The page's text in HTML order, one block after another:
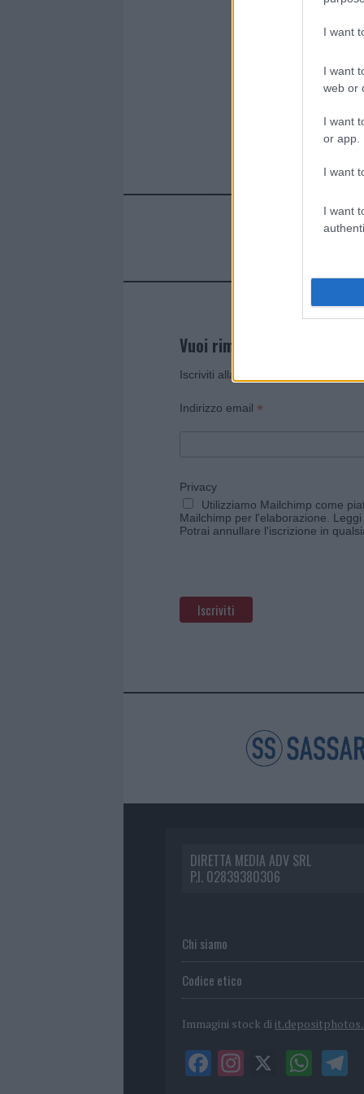
I want
I want
web or
I want
or app.
I want
I want
Vuoi rimanere sempre
Iscriviti alla newsletter di Gallura
Indirizzo email *
Privacy
Utilizziamo Mailchimp come
Mailchimp per l'elaborazione.
Potrai annullare l'iscrizione in
DIRETTA MEDIA ADV SRL
P.I. 02839380306
Chi siamo
Codice etico
Immagini stock di